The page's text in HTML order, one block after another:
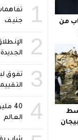
من
1
جنيف
2
3
تفوق
4
40
العالم